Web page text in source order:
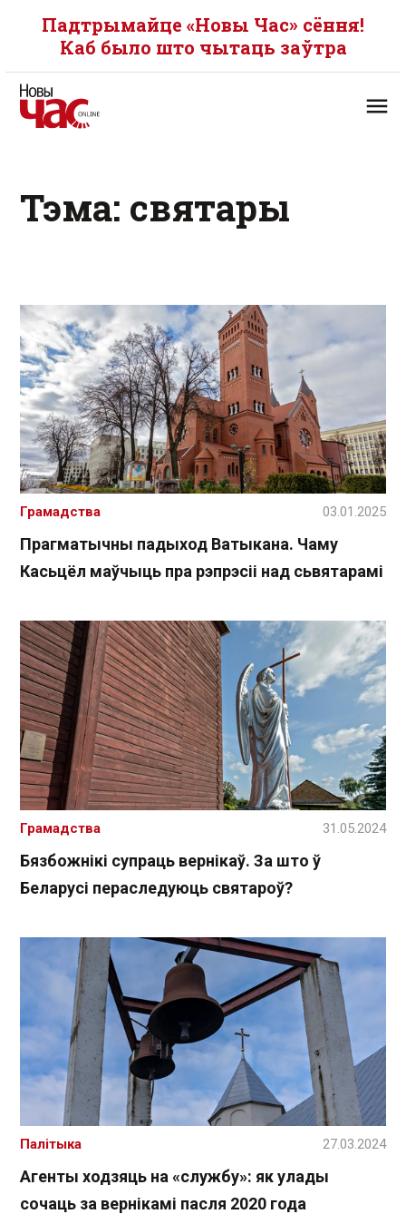
Падтрымайце «Новы Час» сёння!
Каб было што чытаць заўтра
Тэма: святары
Прагматычны падыход Ватыкана. Чаму
Касьцёл маўчыць пра рэпрэсіі над сьвятарамі
Грамадства 03.01.2025
Бязбожнікі супраць вернікаў. За што ў
Беларусі пераследуюць святароў?
Грамадства 31.05.2024
Агенты ходзяць на «службу»: як улады
сочаць за вернікамі пасля 2020 года
Палітыка 27.03.2024